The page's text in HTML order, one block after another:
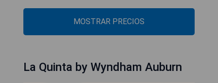
MOSTRAR PRECIOS
La Quinta by Wyndham Auburn